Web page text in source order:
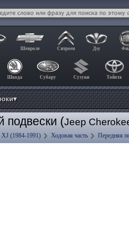
Шевроле Ситроен Дэу
Шкода Субару Сузуки Тойота
подвески (Jeep
XJ (1984-1991) Ходовая часть Передняя